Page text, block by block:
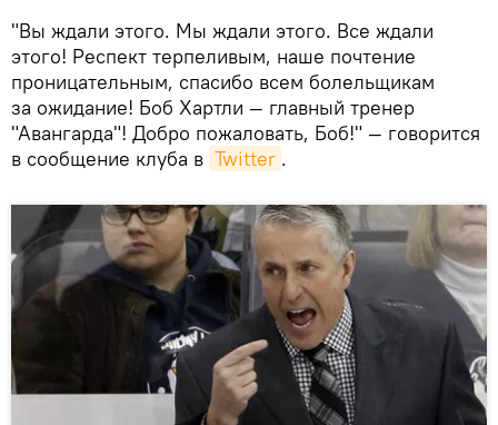
​"Вы ждали этого. Мы ждали этого. Все ждали
этого! Респект терпеливым, наше почтение
проницательным, спасибо всем болельщикам
за ожидание! Боб Хартли — главный тренер
"Авангарда"! Добро пожаловать, Боб!" — говорится
в сообщение клуба в Twitter .